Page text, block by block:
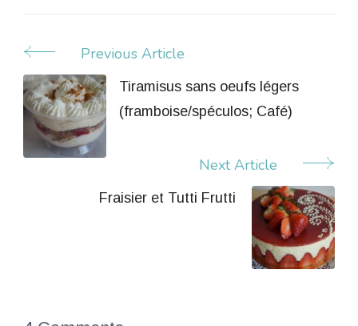
Post
Navigation
Previous Article
Tiramisus sans oeufs légers
(framboise/spéculos; Café)
Next Article
Fraisier et Tutti Frutti